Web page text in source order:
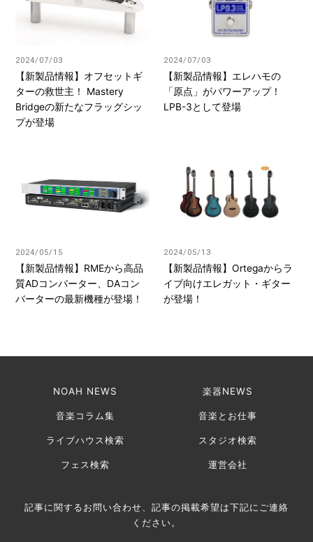
2024/07/03
【新製品情報】オフセットギ
ターの救世主！ Mastery
Bridgeの新たなフラッグシッ
プが登場
2024/07/03
【新製品情報】エレハモの
「原点」がパワーアップ！
LPB-3として登場
2024/05/15
【新製品情報】RMEから高品
質ADコンバーター、DAコン
バーターの最新機種が登場！
2024/05/13
【新製品情報】Ortegaからラ
イブ向けエレガット・ギター
が登場！
NOAH NEWS 楽器NEWS
音楽コラム集 音楽とお仕事
ライブハウス検索 スタジオ検索
フェス検索 運営会社
記事に関するお問い合わせ、記事の掲載希望は下記にご連絡
ください。